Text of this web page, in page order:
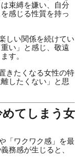
束縛を嫌い、自分
感じる性質を持っ
しい関係を続けてい
い」と感じ、敬遠
す。
きたくなる女性の特
したくない」と思
てしまう女
「ワクワク感」を最
務感が生じると、